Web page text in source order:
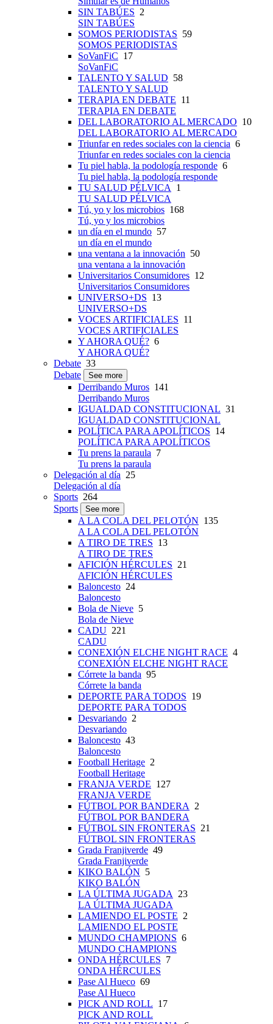
SIN TABÚES 2
SIN TABÚES
SOMOS PERIODISTAS 59
SOMOS PERIODISTAS
SoVanFiC 17
SoVanFiC
TALENTO Y SALUD 58
TALENTO Y SALUD
TERAPIA EN DEBATE 11
TERAPIA EN DEBATE
DEL LABORATORIO AL MERCADO 10
DEL LABORATORIO AL MERCADO
Triunfar en redes sociales con la ciencia 6
Triunfar en redes sociales con la ciencia
Tu piel habla, la podología responde 6
Tu piel habla, la podología responde
TU SALUD PÉLVICA
1
TU SALUD PÉLVICA
Tú, yo y los microbios 168
Tú, yo y los microbios
un día en el mundo 57
un día en el mundo
una ventana a la innovación 50
una ventana a la innovación
Universitarios Consumidores 12
Universitarios Consumidores
UNIVERSO+DS 13
UNIVERSO+DS
VOCES ARTIFICIALES 11
VOCES ARTIFICIALES
Y AHORA QUÉ? 6
Y AHORA QUÉ?
Debate 33
Debate
See more
Derribando Muros 141
Derribando Muros
IGUALDAD CONSTITUCIONAL 31
IGUALDAD CONSTITUCIONAL
POLÍTICA PARA APOLÍTICOS 14
POLÍTICA PARA APOLÍTICOS
Tu prens la paraula 7
Tu prens la paraula
Delegación al día 25
Delegación al día
Sports 264
Sports
See more
A LA COLA DEL PELOTÓN 135
A LA COLA DEL PELOTÓN
A TIRO DE TRES 13
A TIRO DE TRES
AFICIÓN HÉRCULES 21
AFICIÓN HÉRCULES
Baloncesto 24
Baloncesto
Bola de Nieve 5
Bola de Nieve
CADU 221
CADU
CONEXIÓN ELCHE NIGHT RACE 4
CONEXIÓN ELCHE NIGHT RACE
Córrete la banda 95
Córrete la banda
DEPORTE PARA TODOS 19
DEPORTE PARA TODOS
Desvariando 2
Desvariando
Baloncesto 43
Baloncesto
Football Heritage 2
Football Heritage
FRANJA VERDE 127
FRANJA VERDE
FÚTBOL POR BANDERA
2
FÚTBOL POR BANDERA
FÚTBOL SIN FRONTERAS 21
FÚTBOL SIN FRONTERAS
Grada Franjiverde 49
Grada Franjiverde
KIKO BALÓN 5
KIKO BALÓN
LA ÚLTIMA JUGADA
23
LA ÚLTIMA JUGADA
LAMIENDO EL POSTE 2
LAMIENDO EL POSTE
MUNDO CHAMPIONS 6
MUNDO CHAMPIONS
ONDA HÉRCULES 7
ONDA HÉRCULES
Pase Al Hueco 69
Pase Al Hueco
PICK AND ROLL 17
PICK AND ROLL